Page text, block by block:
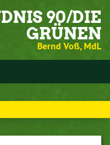
90/DIE
GRÜNEN
Bernd Voß, MdL